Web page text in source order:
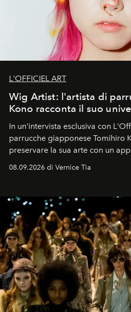
L'OFFICIEL ART
Wig Artist: l'artista di
Kono racconta il suo
In un'intervista esclusiva con
parrucche giapponese Tomihiro
preservare la sua arte con un
contemporaneo.
08.09.2026 di Vernice Tia